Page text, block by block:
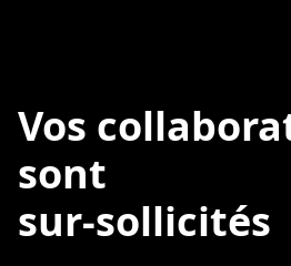
Vos
sont
sur-sollicités